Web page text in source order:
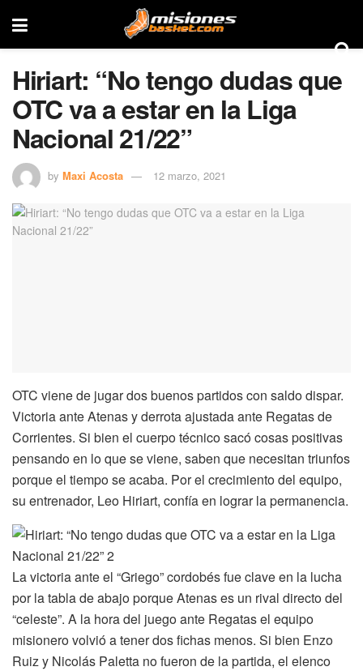
Hiriart: “No tengo dudas que
OTC va a estar en la Liga
Nacional 21/22”
by Maxi Acosta 12 marzo, 2021
OTC viene de jugar dos buenos partidos con saldo dispar.
Victoria ante Atenas y derrota ajustada ante Regatas de
Corrientes. Si bien el cuerpo técnico sacó cosas positivas
pensando en lo que se viene, saben que necesitan triunfos
porque el tiempo se acaba. Por el crecimiento del equipo,
su entrenador, Leo Hiriart, confía en lograr la permanencia.
La victoria ante el “Griego” cordobés fue clave en la lucha
por la tabla de abajo porque Atenas es un rival directo del
“celeste”. A la hora del juego ante Regatas el equipo
misionero volvió a tener dos fichas menos. Si bien Enzo
Ruiz y Nicolás Paletta no fueron de la partida, el elenco